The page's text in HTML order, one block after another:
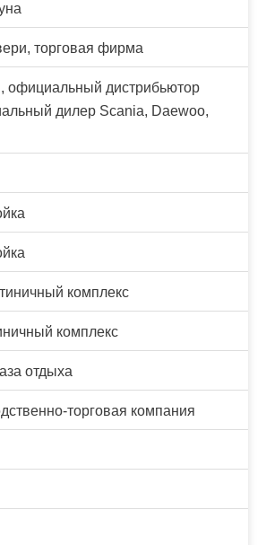
торговая фирма
официальный дистрибьютор
дилер Scania, Daewoo,
комплекс
комплекс
отдыха
торговая компания